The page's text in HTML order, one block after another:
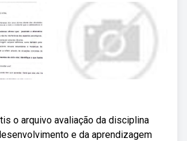
o arquivo avaliação da disciplina
e da aprendizagem